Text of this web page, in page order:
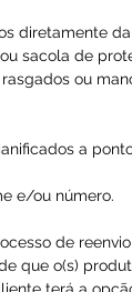
diretamente
sacola de
ou
a
e/ou número.
de
que o(s)